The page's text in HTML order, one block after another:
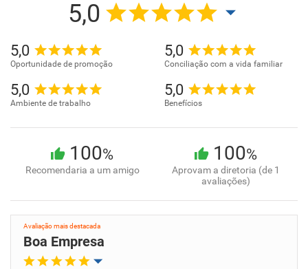
5,0
5,0
Oportunidade de promoção
5,0
Conciliação com a vida familiar
5,0
Ambiente de trabalho
5,0
Benefícios
100%
Recomendaria a um amigo
100%
Aprovam a diretoria (de 1
avaliações)
Avaliação mais destacada
Boa Empresa